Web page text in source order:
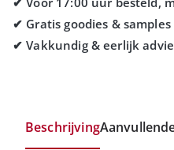
Beschrijving